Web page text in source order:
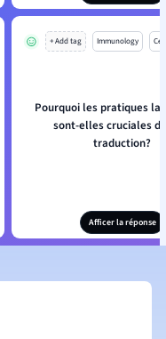
+ Add tag Immunology
Pourquoi les pratiques
sont-elles cruciales
traduction?
Afficer la réponse